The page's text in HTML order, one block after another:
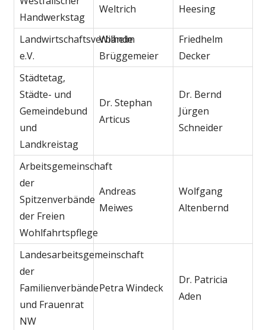
Handwerkstag
Weltrich Heesing
Landwirtschaftsverbände
e.V.
Wilhelm
Brüggemeier
Friedhelm
Decker
Städtetag,
Städte- und
Gemeindebund
und
Landkreistag
Dr. Stephan
Articus
Dr. Bernd
Jürgen
Schneider
Arbeitsgemeinschaft
der
Spitzenverbände
der Freien
Wohlfahrtspflege
Andreas
Meiwes
Wolfgang
Altenbernd
Landesarbeitsgemeinschaft
der
Familienverbände
und Frauenrat
NW
Petra Windeck
Dr. Patricia
Aden